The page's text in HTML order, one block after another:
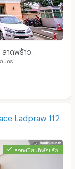
ลาดพร้าว
นคร
Ladpraw 112
ลงทะเบียนที่พักแล้ว